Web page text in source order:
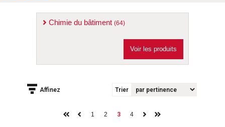
Chimie du bâtiment (64)
Voir les produits
Affinez Trier
1 2 3 4